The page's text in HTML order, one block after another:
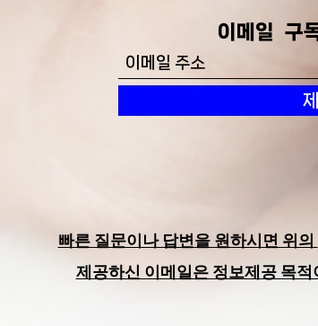
이메일 구
빠른 질문이나 답변을 원하시면 위의
제공하신 이메일은 정보제공 목